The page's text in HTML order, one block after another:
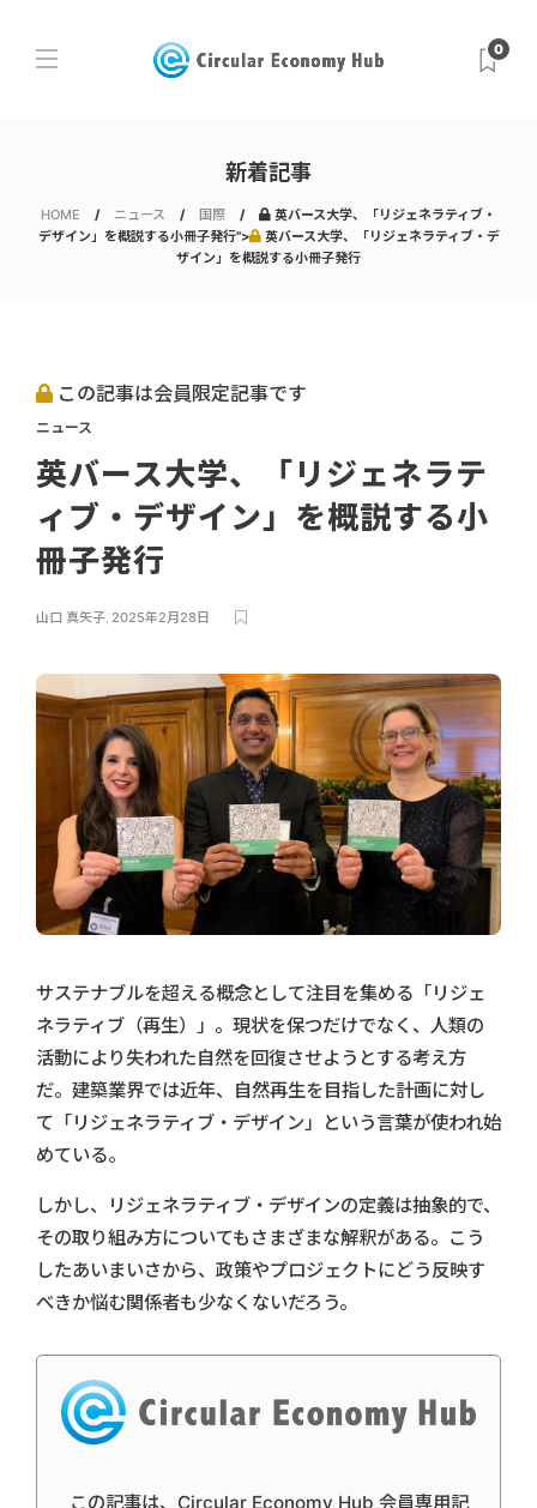
0
新着記事
HOME ニュース 国際
英バース大学、「リジェネラティブ・
デザイン」を概説する小冊子発行">
英バース大学、「リジェネラティブ・デ
ザイン」を概説する小冊子発行
この記事は会員限定記事です
ニュース
英バース大学、「リジェネラテ
ィブ・デザイン」を概説する小
冊子発行
山口 真矢子, 2025年2月28日
サステナブルを超える概念として注目を集める「リジェ
ネラティブ（再生）」。現状を保つだけでなく、人類の
活動により失われた自然を回復させようとする考え方
だ。建築業界では近年、自然再生を目指した計画に対し
て「リジェネラティブ・デザイン」という言葉が使われ始
めている。
しかし、リジェネラティブ・デザインの定義は抽象的で、
その取り組み方についてもさまざまな解釈がある。こう
したあいまいさから、政策やプロジェクトにどう反映す
べきか悩む関係者も少なくないだろう。
この記事は、Circular Economy Hub 会員専用記